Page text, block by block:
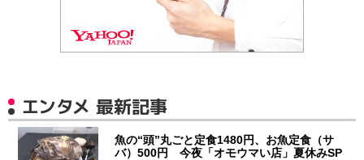
エンタメ 最新記事
魚の“頭”丸ごと定食1480円、お魚定食（サ
バ）500円 今夜「オモウマい店」夏休みSP